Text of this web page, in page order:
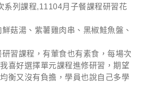
系列課程,11104月子餐課程研習花
菇湯、紫薯雞肉串、黑椒鮭魚盤、
習課程，有葷食也有素食，每場次
喜好選擇單元課程進修研習，期望
衡又沒有負擔，學員也說自己多學